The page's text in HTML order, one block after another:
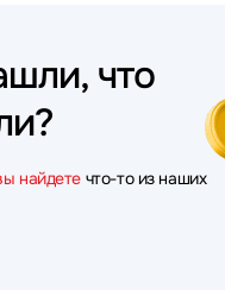
что
найдете что-то из наших